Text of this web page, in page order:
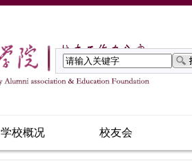
学校概况 校友会